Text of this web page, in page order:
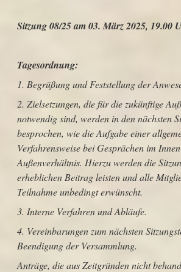
Sitzung 08/25 am 03. März 2025, 19.00
Tagesordnung:
1. Begrüßung und Feststellung der
2. Zielsetzungen, die für die zukünftige
notwendig sind, werden in den nächsten
besprochen, wie die Aufgabe einer
Verfahrensweise bei Gesprächen im
Außenverhältnis. Hierzu werden die
erheblichen Beitrag leisten und alle
Teilnahme unbedingt erwünscht.
3. Interne Verfahren und Abläufe.
4. Vereinbarungen zum nächsten
Beendigung der Versammlung.
Anträge, die aus Zeitgründen nicht